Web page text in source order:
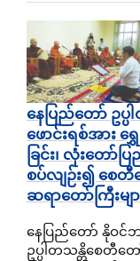
နေပြည်တော် ဥပ္
ဖောင်းရစ်အား
ခြင်း၊ လုံးတော်
စပ်လျဉ်း၍ စေ
ဆရာတော်ကြီးမ
နေပြည်တော် နိုဝင်
ဥပ္ပါတသန္တိစေတီတ